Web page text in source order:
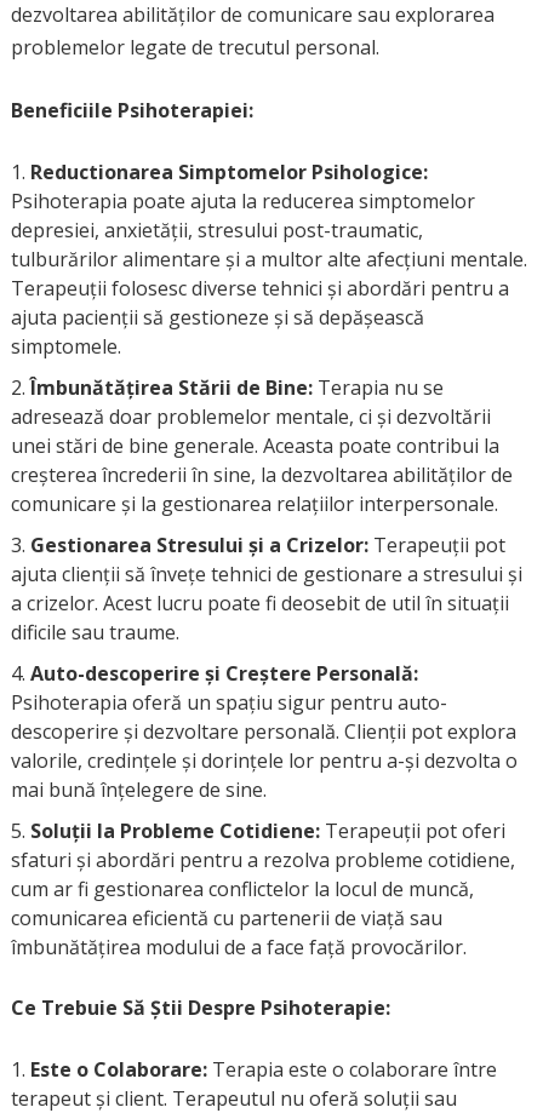
dezvoltarea abilităților de comunicare sau explorarea
problemelor legate de trecutul personal.
Beneficiile Psihoterapiei:
Reductionarea Simptomelor Psihologice:
Psihoterapia poate ajuta la reducerea simptomelor
depresiei, anxietății, stresului post-traumatic,
tulburărilor alimentare și a multor alte afecțiuni mentale.
Terapeuții folosesc diverse tehnici și abordări pentru a
ajuta pacienții să gestioneze și să depășească
simptomele.
Îmbunătățirea Stării de Bine:Terapia nu se
adresează doar problemelor mentale, ci și dezvoltării
unei stări de bine generale. Aceasta poate contribui la
creșterea încrederii în sine, la dezvoltarea abilităților de
comunicare și la gestionarea relațiilor interpersonale.
Gestionarea Stresului și a Crizelor:Terapeuții pot
ajuta clienții să învețe tehnici de gestionare a stresului și
a crizelor. Acest lucru poate fi deosebit de util în situații
dificile sau traume.
Auto-descoperire și Creștere Personală:
Psihoterapia oferă un spațiu sigur pentru auto-
descoperire și dezvoltare personală. Clienții pot explora
valorile, credințele și dorințele lor pentru a-și dezvolta o
mai bună înțelegere de sine.
Soluții la Probleme Cotidiene:Terapeuții pot oferi
sfaturi și abordări pentru a rezolva probleme cotidiene,
cum ar fi gestionarea conflictelor la locul de muncă,
comunicarea eficientă cu partenerii de viață sau
îmbunătățirea modului de a face față provocărilor.
Ce Trebuie Să Știi Despre Psihoterapie:
Este o Colaborare:Terapia este o colaborare între
terapeut și client. Terapeutul nu oferă soluții sau